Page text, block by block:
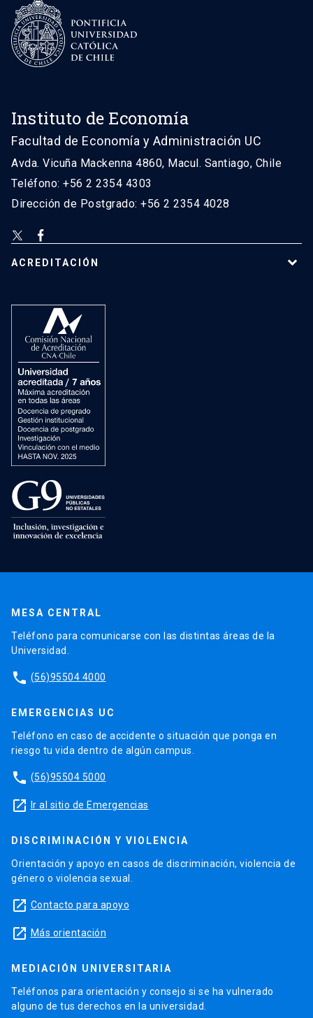
Instituto de Economía
Facultad de Economía y Administración UC
Avda. Vicuña Mackenna 4860, Macul. Santiago, Chile
Teléfono: +56 2 2354 4303
Dirección de Postgrado: +56 2 2354 4028
ACREDITACIÓN
MESA CENTRAL
Teléfono para comunicarse con las distintas áreas de la
Universidad.
phone (56)95504 4000
EMERGENCIAS UC
Teléfono en caso de accidente o situación que ponga en
riesgo tu vida dentro de algún campus.
phone (56)95504 5000
launch Ir al sitio de Emergencias
DISCRIMINACIÓN Y VIOLENCIA
Orientación y apoyo en casos de discriminación, violencia de
género o violencia sexual.
launch Contacto para apoyo
launch Más orientación
MEDIACIÓN UNIVERSITARIA
Teléfonos para orientación y consejo si se ha vulnerado
alguno de tus derechos en la universidad.